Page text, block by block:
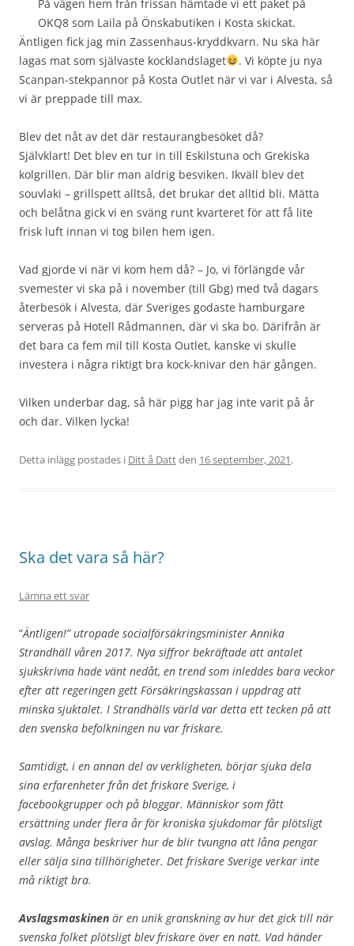
På vägen hem från frissan hämtade vi ett paket på
OKQ8 som Laila på Önskabutiken i Kosta skickat.
Äntligen fick jag min Zassenhaus-kryddkvarn. Nu ska här
lagas mat som självaste kocklandslaget
. Vi köpte ju nya
Scanpan-stekpannor på Kosta Outlet när vi var i Alvesta, så
vi är preppade till max.
Blev det nåt av det där restaurangbesöket då?
Självklart! Det blev en tur in till Eskilstuna och Grekiska
kolgrillen. Där blir man aldrig besviken. Ikväll blev det
souvlaki – grillspett alltså, det brukar det alltid bli. Mätta
och belåtna gick vi en sväng runt kvarteret för att få lite
frisk luft innan vi tog bilen hem igen.
Vad gjorde vi när vi kom hem då? – Jo, vi förlängde vår
svemester vi ska på i november (till Gbg) med två dagars
återbesök i Alvesta, där Sveriges godaste hamburgare
serveras på Hotell Rådmannen, där vi ska bo. Därifrån är
det bara ca fem mil till Kosta Outlet, kanske vi skulle
investera i några riktigt bra kock-knivar den här gången.
Vilken underbar dag, så här pigg har jag inte varit på år
och dar. Vilken lycka!
Detta inlägg postades i Ditt å Dattden 16 september, 2021.
Ska det vara så här?
Lämna ett svar
”Äntligen!” utropade socialförsäkringsminister Annika
Strandhäll våren 2017. Nya siffror bekräftade att antalet
sjukskrivna hade vänt nedåt, en trend som inleddes bara veckor
efter att regeringen gett Försäkringskassan i uppdrag att
minska sjuktalet. I Strandhälls värld var detta ett tecken på att
den svenska befolkningen nu var friskare.
Samtidigt, i en annan del av verkligheten, börjar sjuka dela
sina erfarenheter från det friskare Sverige, i
facebookgrupper och på bloggar. Människor som fått
ersättning under flera år för kroniska sjukdomar får plötsligt
avslag. Många beskriver hur de blir tvungna att låna pengar
eller sälja sina tillhörigheter. Det friskare Sverige verkar inte
må riktigt bra.
Avslagsmaskinen är en unik granskning av hur det gick till när
svenska folket plötsligt blev friskare över en natt. Vad händer